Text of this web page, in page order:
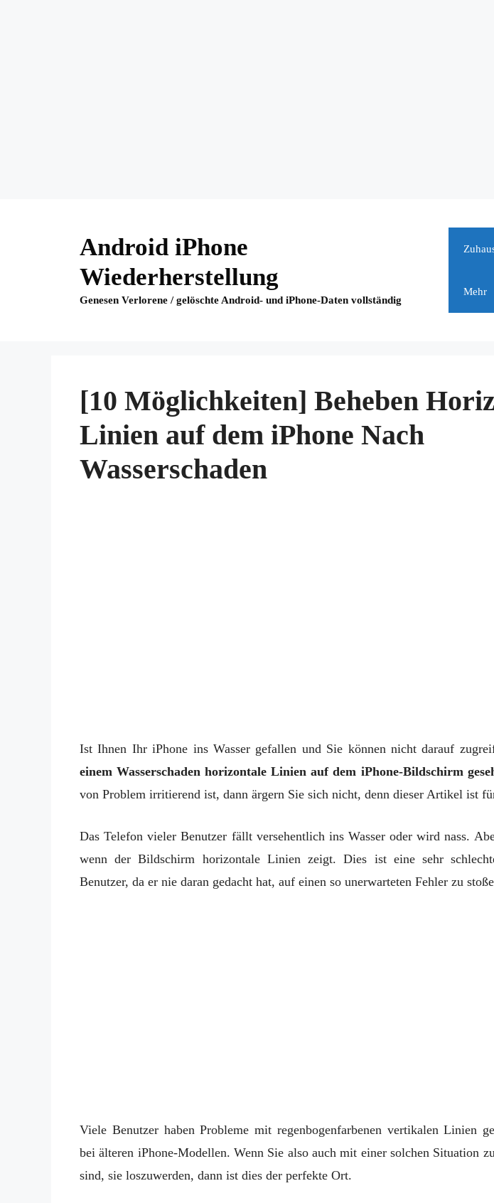
Android iPhone
Wiederherstellung
Genesen Verlorene / gelöschte Android- und iPhone-Daten vollständig
Mehr
[10 Möglichkeiten] Beheben
Linien auf dem iPhone Nach
Wasserschaden
Ist Ihnen Ihr iPhone ins Wasser gefallen und Sie können nicht darauf
einem Wasserschaden horizontale Linien auf dem iPhone-Bildschirm
von Problem irritierend ist, dann ärgern Sie sich nicht, denn dieser Artikel ist
Das Telefon vieler Benutzer fällt versehentlich ins Wasser oder wird nass.
wenn der Bildschirm horizontale Linien zeigt. Dies ist eine sehr
Benutzer, da er nie daran gedacht hat, auf einen so unerwarteten Fehler zu
Viele Benutzer haben Probleme mit regenbogenfarbenen vertikalen Linien
bei älteren iPhone-Modellen. Wenn Sie also auch mit einer solchen Situation
sind, sie loszuwerden, dann ist dies der perfekte Ort.